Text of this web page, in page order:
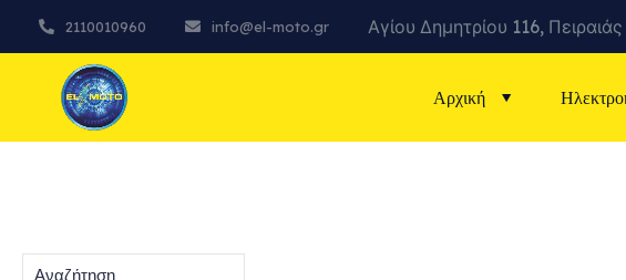
2110010960 info@el-moto.gr Αγίου Δημητρίου 116,
Αρχική
Αναζήτηση